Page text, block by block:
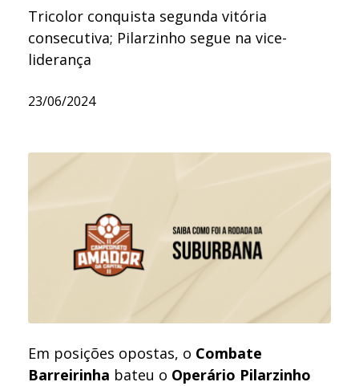
Tricolor conquista segunda vitória
consecutiva; Pilarzinho segue na vice-
liderança
23/06/2024
Em posições opostas, o Combate
Barreirinha bateu o Operário Pilarzinho